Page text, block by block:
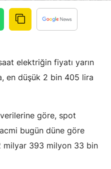
Çanakkale
Çorum
Denizli
Edirne
elektriğin fiyatı yarın
en düşük 2 bin 405 lira
göre, spot
bugün düne göre
milyar 393 milyon 33 bin